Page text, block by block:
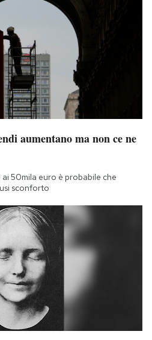
aumentano ma non ce ne
50mila euro è probabile che
sconforto